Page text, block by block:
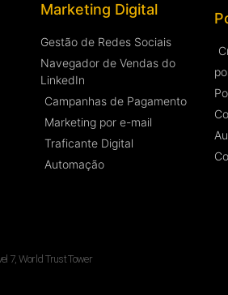
Marketing Digital
Gestão de Redes Sociais
Navegador de Vendas do
LinkedIn
Campanhas de Pagamento
Marketing por e-mail
Traficante Digital
Automação
7, World Trust Tower